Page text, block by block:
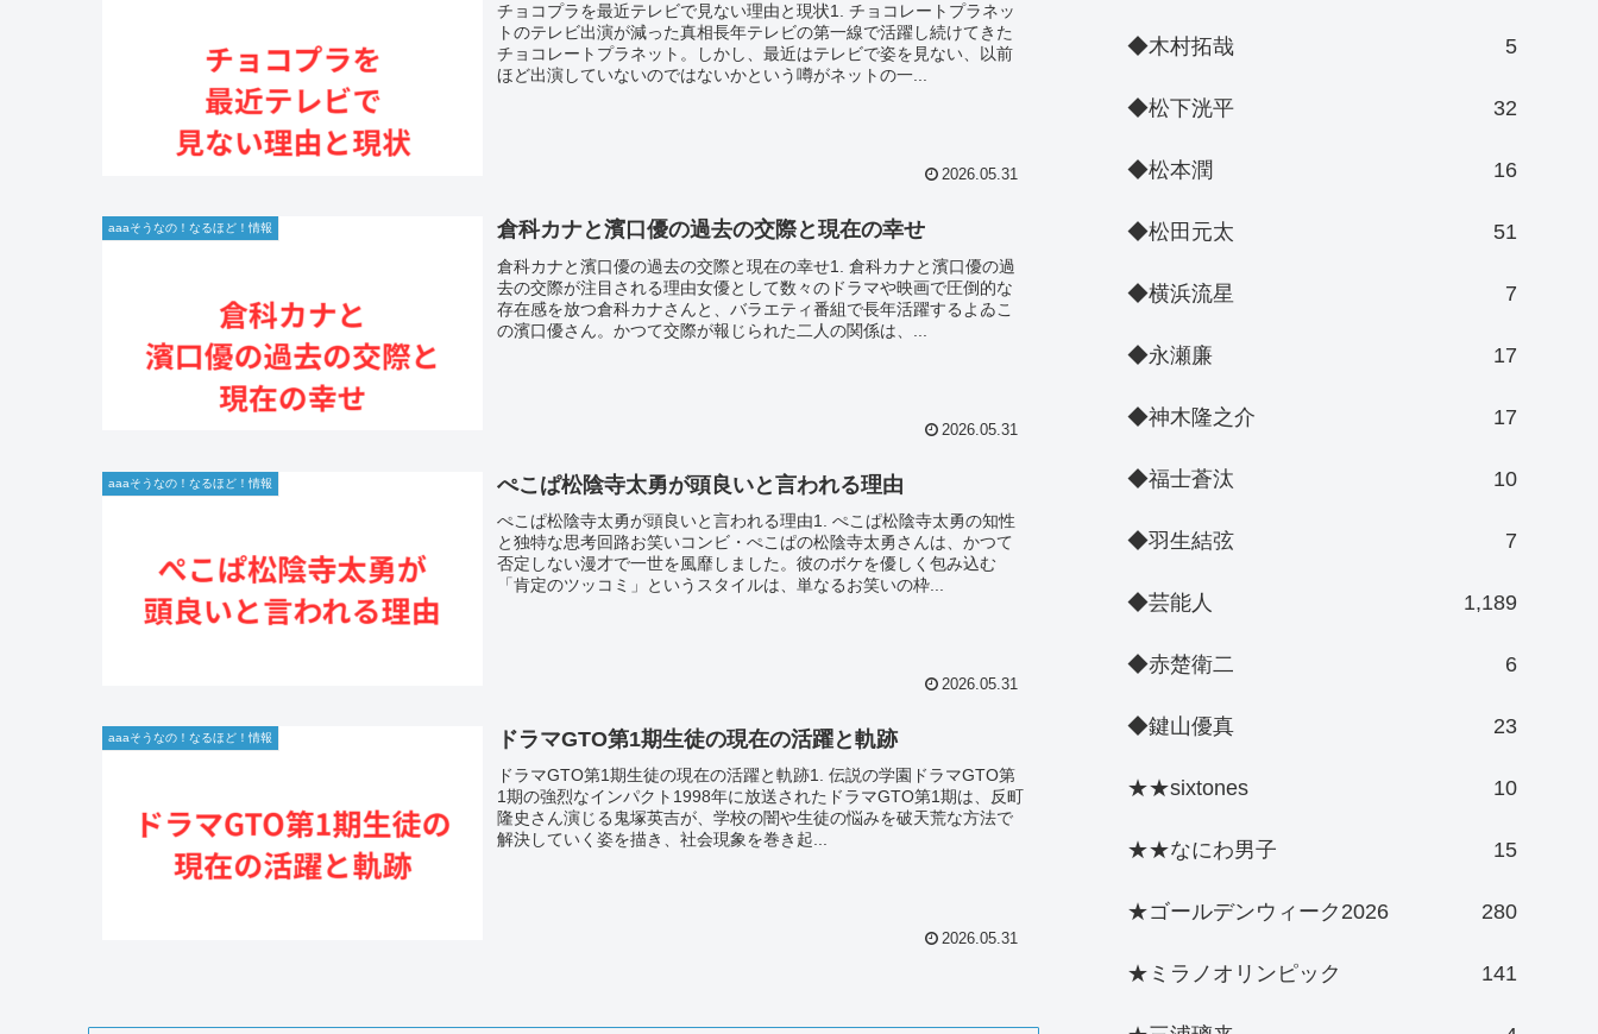
チョコプラを最近テレビで見ない理由と現状1. チョコレートプラネッ
トのテレビ出演が減った真相長年テレビの第一線で活躍し続けてきた
チョコレートプラネット。しかし、最近はテレビで姿を見ない、以前
ほど出演していないのではないかという噂がネットの一...
2026.05.31
aaaそうなの！なるほど！情報 倉科カナと濱口優の過去の交際と現在の幸せ
倉科カナと濱口優の過去の交際と現在の幸せ1. 倉科カナと濱口優の過
去の交際が注目される理由女優として数々のドラマや映画で圧倒的な
存在感を放つ倉科カナさんと、バラエティ番組で長年活躍するよゐこ
の濱口優さん。かつて交際が報じられた二人の関係は、...
2026.05.31
aaaそうなの！なるほど！情報 ぺこぱ松陰寺太勇が頭良いと言われる理由
ぺこぱ松陰寺太勇が頭良いと言われる理由1. ぺこぱ松陰寺太勇の知性
と独特な思考回路お笑いコンビ・ぺこぱの松陰寺太勇さんは、かつて
否定しない漫才で一世を風靡しました。彼のボケを優しく包み込む
「肯定のツッコミ」というスタイルは、単なるお笑いの枠...
2026.05.31
aaaそうなの！なるほど！情報 ドラマGTO第1期生徒の現在の活躍と軌跡
ドラマGTO第1期生徒の現在の活躍と軌跡1. 伝説の学園ドラマGTO第
1期の強烈なインパクト1998年に放送されたドラマGTO第1期は、反町
隆史さん演じる鬼塚英吉が、学校の闇や生徒の悩みを破天荒な方法で
解決していく姿を描き、社会現象を巻き起...
2026.05.31
◆木村拓哉 5
◆松下洸平 32
◆松本潤 16
◆松田元太 51
◆横浜流星 7
◆永瀬廉 17
◆神木隆之介 17
◆福士蒼汰 10
◆羽生結弦 7
◆芸能人 1,189
◆赤楚衛二 6
◆鍵山優真 23
★★sixtones 10
★★なにわ男子 15
★ゴールデンウィーク2026 280
★ミラノオリンピック 141